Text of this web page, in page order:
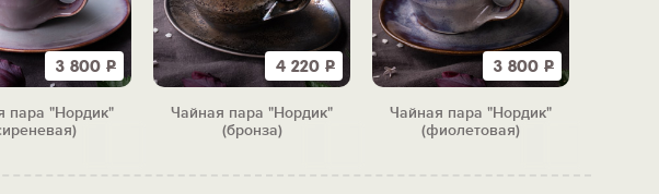
3 800 Р
пара "Нордик"
4 220 Р
Чайная пара "Нордик"
(бронза)
3 800 Р
Чайная пара "Нордик"
(фиолетовая)